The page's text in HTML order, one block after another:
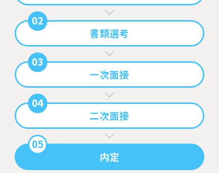
書類選考
02
一次面接
03
二次面接
04
内定
05